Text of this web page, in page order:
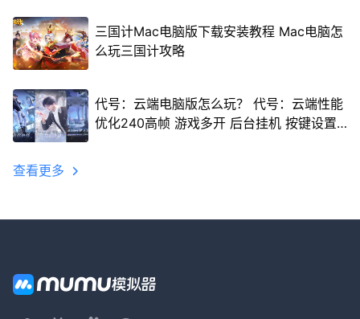
三国计Mac电脑版下载安装教程 Mac电脑怎
么玩三国计攻略
代号：云端电脑版怎么玩？ 代号：云端性能
优化240高帧 游戏多开 后台挂机 按键设置
查看更多